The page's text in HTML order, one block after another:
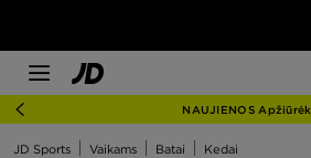
NAUJIENOS Apžiūrėk
JD Sports Vaikams Batai Kedai